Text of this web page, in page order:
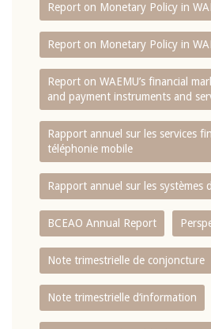
Report on Monetary Policy in
Report on Monetary Policy in
Report on WAEMU’s financial
and payment instruments and
Rapport annuel sur les services
téléphonie mobile
Rapport annuel sur les systèmes
BCEAO Annual Report
Note trimestrielle de conjoncture
Note trimestrielle d‘information